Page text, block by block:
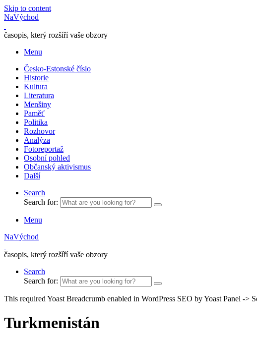
Skip to content
NaVýchod
časopis, který rozšíří vaše obzory
Menu
Česko-Estonské číslo
Historie
Kultura
Literatura
Menšiny
Paměť
Politika
Rozhovor
Analýza
Fotoreportaž
Osobní pohled
Občanský aktivismus
Další
Search
Search for:
Menu
NaVýchod
časopis, který rozšíří vaše obzory
Search
Search for:
This required Yoast Breadcrumb enabled in WordPress SEO by Yoast Panel ->
Turkmenistán